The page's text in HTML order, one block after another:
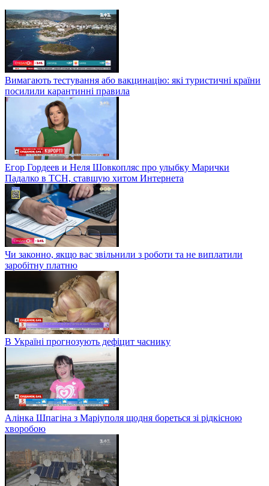
Вимагають тестування або вакцинацію: які туристичні країни
посилили карантинні правила
Егор Гордеев и Неля Шовкопляс про улыбку Марички
Падалко в ТСН, ставшую хитом Интернета
Чи законно, якщо вас звільнили з роботи та не виплатили
заробітну платню
В Україні прогнозують дефіцит часнику
Алінка Шпагіна з Маріуполя щодня бореться зі рідкісною
хворобою